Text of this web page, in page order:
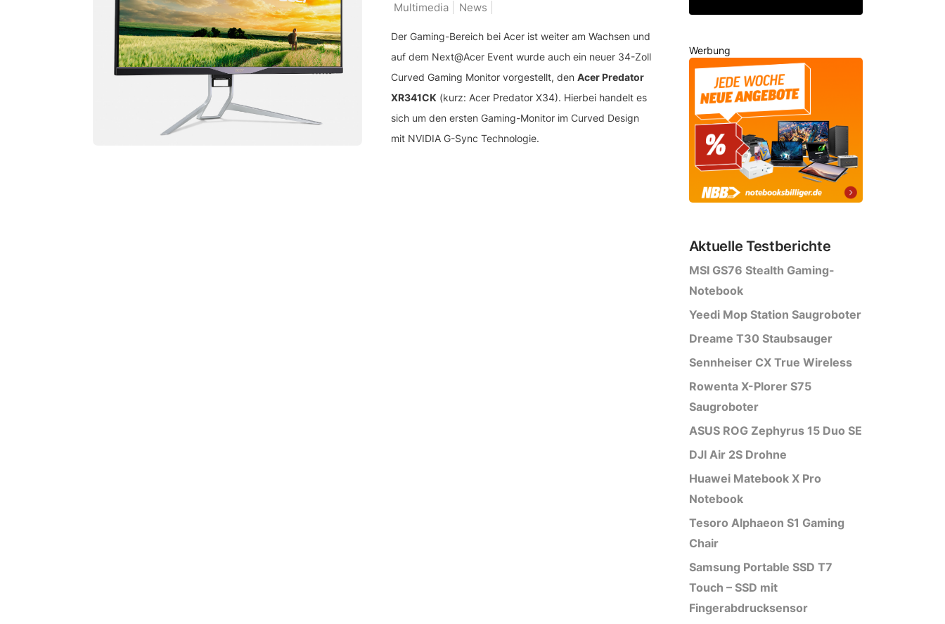
Multimedia
News
Der Gaming-Bereich bei Acer ist weiter am Wachsen und
auf dem Next@Acer Event wurde auch ein neuer 34-Zoll
Curved Gaming Monitor vorgestellt, den Acer Predator
XR341CK (kurz: Acer Predator X34). Hierbei handelt es
sich um den ersten Gaming-Monitor im Curved Design
mit NVIDIA G-Sync Technologie.
Werbung
Aktuelle Testberichte
MSI GS76 Stealth Gaming-
Notebook
Yeedi Mop Station Saugroboter
Dreame T30 Staubsauger
Sennheiser CX True Wireless
Rowenta X-Plorer S75
Saugroboter
ASUS ROG Zephyrus 15 Duo SE
DJI Air 2S Drohne
Huawei Matebook X Pro
Notebook
Tesoro Alphaeon S1 Gaming
Chair
Samsung Portable SSD T7
Touch – SSD mit
Fingerabdrucksensor